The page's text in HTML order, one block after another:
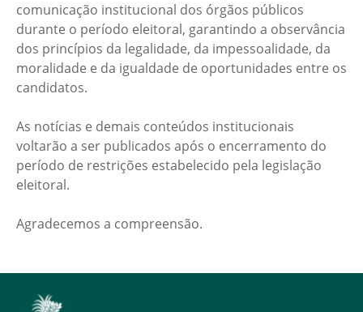
comunicação institucional dos órgãos públicos
durante o período eleitoral, garantindo a observância
dos princípios da legalidade, da impessoalidade, da
moralidade e da igualdade de oportunidades entre os
candidatos.
As notícias e demais conteúdos institucionais
voltarão a ser publicados após o encerramento do
período de restrições estabelecido pela legislação
eleitoral.
Agradecemos a compreensão.